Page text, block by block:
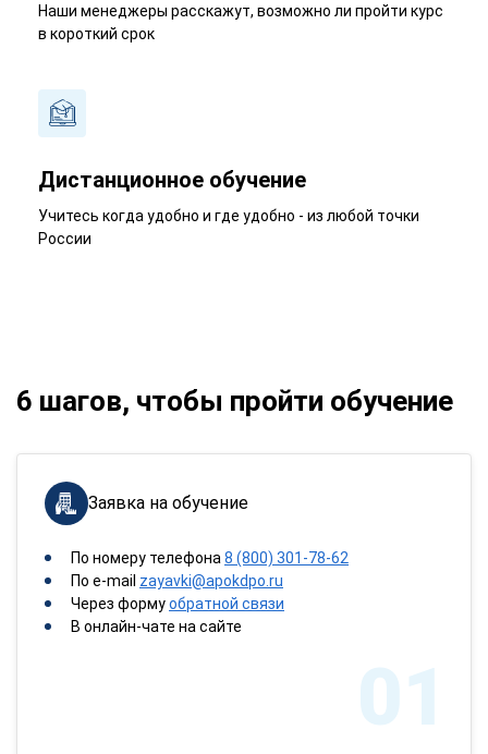
Наши менеджеры расскажут, возможно ли пройти курс
в короткий срок
Дистанционное обучение
Учитесь когда удобно и где удобно - из любой точки
России
6 шагов, чтобы пройти обучение
Заявка на обучение
По номеру телефона 8 (800) 301-78-62
По e-mail zayavki@apokdpo.ru
Через формуобратной связи
В онлайн-чате на сайте
01